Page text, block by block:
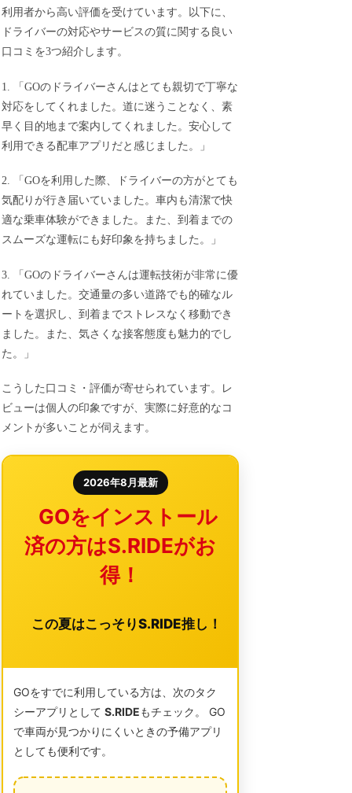
利用者から高い評価を受けています。以下に、
ドライバーの対応やサービスの質に関する良い
口コミを3つ紹介します。
1. 「GOのドライバーさんはとても親切で丁寧な
対応をしてくれました。道に迷うことなく、素
早く目的地まで案内してくれました。安心して
利用できる配車アプリだと感じました。」
2. 「GOを利用した際、ドライバーの方がとても
気配りが行き届いていました。車内も清潔で快
適な乗車体験ができました。また、到着までの
スムーズな運転にも好印象を持ちました。」
3. 「GOのドライバーさんは運転技術が非常に優
れていました。交通量の多い道路でも的確なル
ートを選択し、到着までストレスなく移動でき
ました。また、気さくな接客態度も魅力的でし
た。」
こうした口コミ・評価が寄せられています。レ
ビューは個人の印象ですが、実際に好意的なコ
メントが多いことが伺えます。
2026年8月最新
GOをインストール
済の方はS.RIDEがお
得！
この夏はこっそりS.RIDE推し！
GOをすでに利用している方は、次のタク
シーアプリとしてS.RIDEもチェック。 GO
で車両が見つかりにくいときの予備アプリ
としても便利です。